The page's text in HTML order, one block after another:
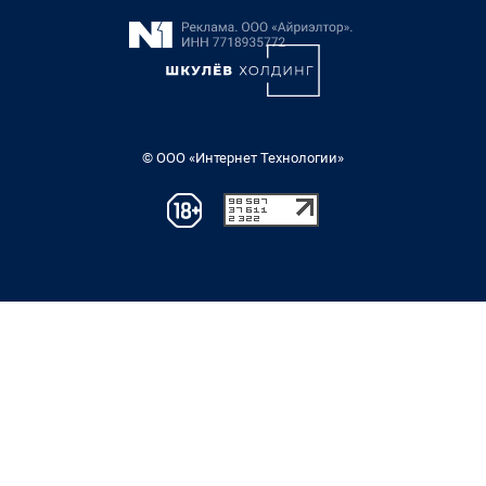
© ООО «Интернет Технологии»